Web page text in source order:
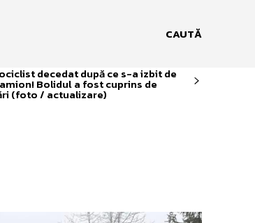
CAUTĂ
decedat după ce s-a izbit de
Bolidul a fost cuprins de
(foto / actualizare)